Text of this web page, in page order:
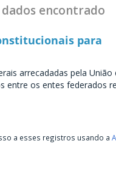
encontrado
para
arrecadadas pela
entre os entes federados
a esses registros usando a